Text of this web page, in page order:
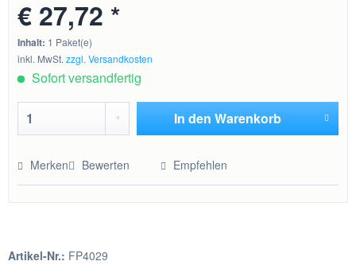
€ 27,72 *
Inhalt: 1 Paket(e)
inkl. MwSt.zzgl. Versandkosten
Sofort versandfertig
In den Warenkorb
Merken Bewerten Empfehlen
Artikel-Nr.: FP4029